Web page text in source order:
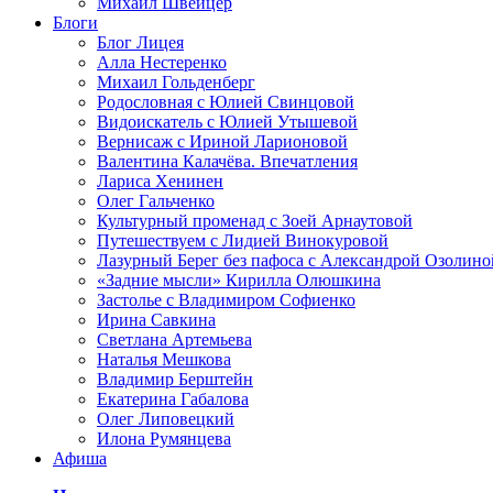
Блоги
Блог Лицея
Алла Нестеренко
Михаил Гольденберг
Родословная с Юлией Свинцовой
Видоискатель с Юлией Утышевой
Вернисаж с Ириной Ларионовой
Валентина Калачёва. Впечатления
Лариса Хенинен
Олег Гальченко
Культурный променад с Зоей Арнаутовой
Путешествуем с Лидией Винокуровой
Лазурный Берег без пафоса с Александрой
«Задние мысли» Кирилла Олюшкина
Застолье с Владимиром Софиенко
Ирина Савкина
Светлана Артемьева
Наталья Мешкова
Владимир Берштейн
Екатерина Габалова
Олег Липовецкий
Илона Румянцева
Афиша